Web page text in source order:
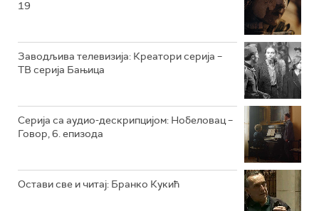
19
Заводљива телевизија: Креатори серија –
ТВ серија Бањица
Серија са аудио-дескрипцијом: Нобеловац –
Говор, 6. епизода
Остави све и читај: Бранко Кукић